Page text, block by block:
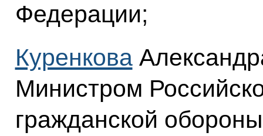
Федерации;
Куренкова
Министром
гражданской